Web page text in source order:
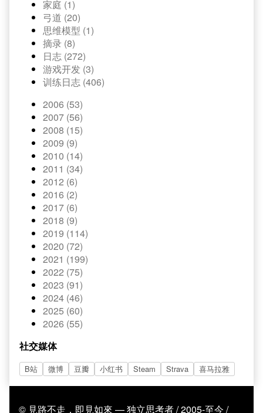
家庭 (1)
弓道 (20)
思维模型 (1)
摘录 (8)
日志 (272)
游戏开发 (3)
训练日志 (406)
2006 (53)
2007 (56)
2008 (15)
2009 (9)
2010 (14)
2011 (34)
2012 (6)
2016 (2)
2017 (6)
2018 (9)
2019 (114)
2020 (72)
2021 (199)
2022 (75)
2023 (91)
2024 (46)
2025 (60)
2026 (55)
社交媒体
B站 微博 豆瓣 小红书 Steam Strava 喜马拉雅
© 見路不走，即見如來 — 独立思考者 / 2005-至今 /